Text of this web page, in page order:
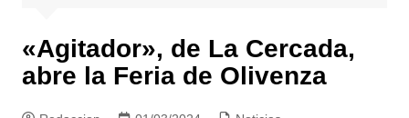
«Agitador», de La Cercada,
abre la Feria de Olivenza